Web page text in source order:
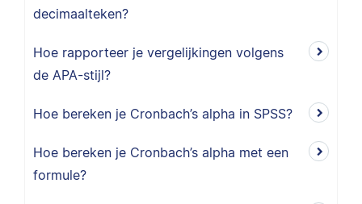
decimaalteken?
Hoe rapporteer je vergelijkingen volgens
de APA-stijl?
Hoe bereken je Cronbach’s alpha in SPSS?
Hoe bereken je Cronbach’s alpha met een
formule?